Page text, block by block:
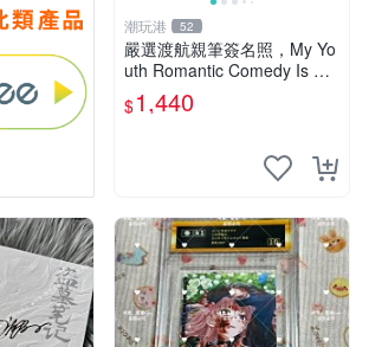
潮玩港 52
嚴選渡航親筆簽名照，My Yo
uth Romantic Comedy Is Wr
ong限量收藏版 青春戀愛物語
原創 漫畫周邊
$1,440